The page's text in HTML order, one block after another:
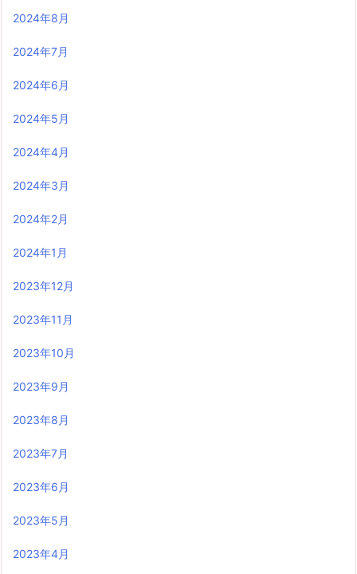
2024年8月
2024年7月
2024年6月
2024年5月
2024年4月
2024年3月
2024年2月
2024年1月
2023年12月
2023年11月
2023年10月
2023年9月
2023年8月
2023年7月
2023年6月
2023年5月
2023年4月